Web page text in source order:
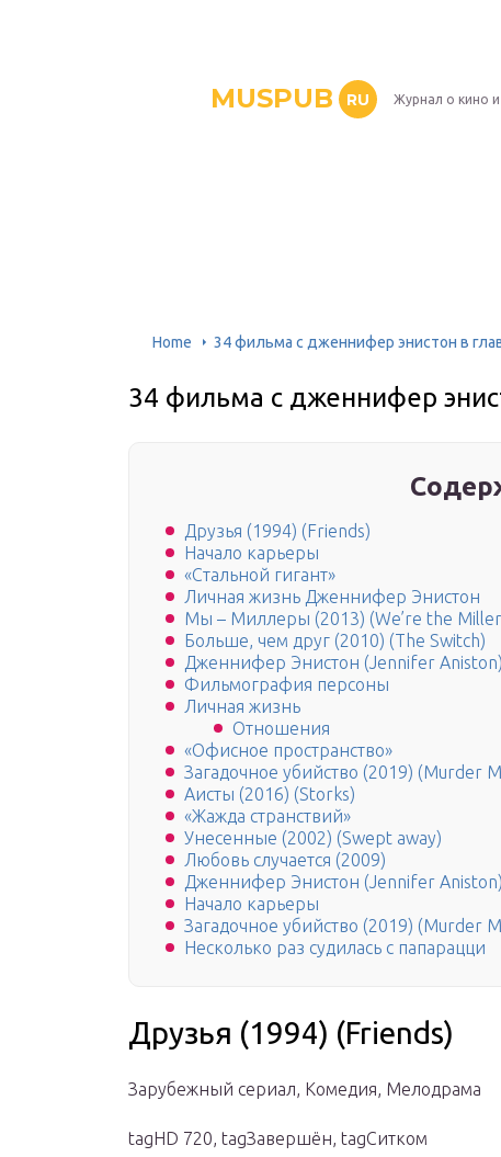
MUSPUB RU Журнал о кино и
Home 34 фильма с дженнифер энистон в
34 фильма с дженнифер
Друзья (1994) (Friends)
Начало карьеры
«Стальной гигант»
Личная жизнь Дженнифер Энистон
Мы – Миллеры (2013) (We’re the
Больше, чем друг (2010) (The Switch)
Дженнифер Энистон (Jennifer Aniston)
Фильмография персоны
Личная жизнь
Отношения
«Офисное пространство»
Загадочное убийство (2019) (Murder
Аисты (2016) (Storks)
«Жажда странствий»
Унесенные (2002) (Swept away)
Любовь случается (2009)
Дженнифер Энистон (Jennifer Aniston)
Начало карьеры
Загадочное убийство (2019) (Murder
Несколько раз судилась с папарацци
Друзья (1994) (Friends)
Зарубежный сериал, Комедия, Мелодрама
tagHD 720, tagЗавершён, tagСитком